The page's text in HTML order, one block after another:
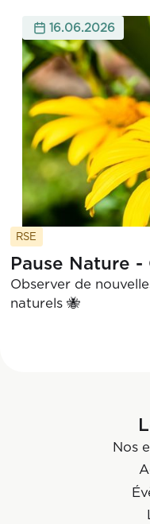
16.06.2026
RSE
Pause Nature
Observer de
naturels 🐝
Nos